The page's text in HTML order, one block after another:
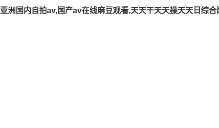
亚洲国内自拍av,国产av在线麻豆观看,天天干天天操天天日综合